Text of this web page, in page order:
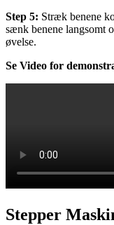
Step 5: Stræk benene
sænk benene langsomt
øvelse.
Se Video for
Stepper